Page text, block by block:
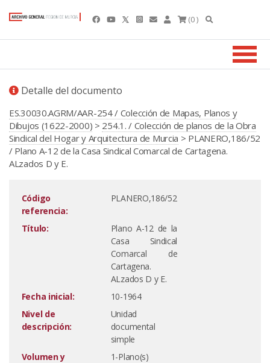
(0 )
Detalle del documento
ES.30030.AGRM/AAR-254 / Colección de Mapas, Planos y
Dibujos (1622-2000) > 254.1. / Colección de planos de la Obra
Sindical del Hogar y Arquitectura de Murcia > PLANERO,186/52
/ Plano A-12 de la Casa Sindical Comarcal de Cartagena.
ALzados D y E.
Código
referencia:
PLANERO,186/52
Título:
Plano A-12 de la
Casa Sindical
Comarcal de
Cartagena.
ALzados D y E.
Fecha inicial:
10-1964
Nivel de
descripción:
Unidad
documental
simple
Volumen y
1-Plano(s)